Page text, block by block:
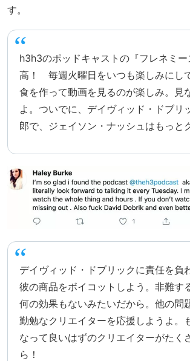
す。
h3h3のポッドキャストの『フレネミー
高！ 毎週火曜日をいつも楽しみにし
食を作って動画を見るのが楽しみ。見
よ。ついでに、デイヴィッド・ドブリ
郎で、ジェイソン・ナッシュはもっと
デイヴィッド・ドブリックに責任を負
彼の商品をボイコットしよう。非難す
何の効果もないみたいだから。他の問
勤勉なクリエイターを応援しようよ。
なって良いはずのクリエイターがたく
ら！